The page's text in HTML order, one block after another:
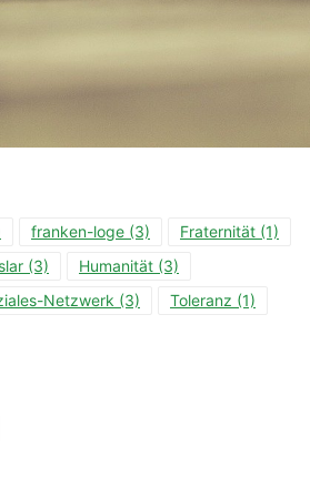
franken-loge (3) Fraternität (1)
(3) Humanität (3)
Netzwerk (3) Toleranz (1)